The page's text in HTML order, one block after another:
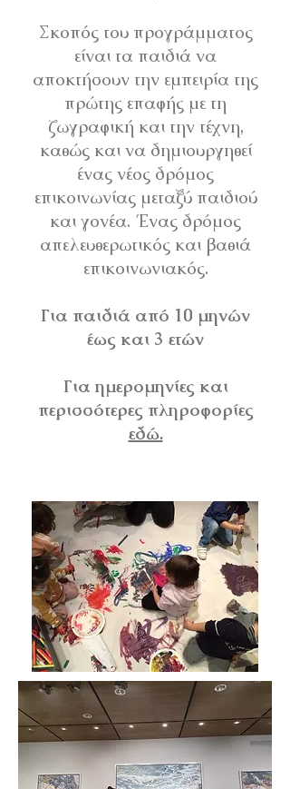
Σκοπός του προγράμματος
είναι τα παιδιά να
αποκτήσουν την εμπειρία της
πρώτης επαφής με τη
ζωγραφική και την τέχνη,
καθώς και να δημιουργηθεί
ένας νέος δρόμος
επικοινωνίας μεταξύ παιδιού
και γονέα. Ένας δρόμος
απελευθερωτικός και βαθιά
επικοινωνιακός.
Για παιδιά από 10 μηνών
έως και 3 ετών
Για ημερομηνίες και
περισσότερες πληροφορίες
εδώ.